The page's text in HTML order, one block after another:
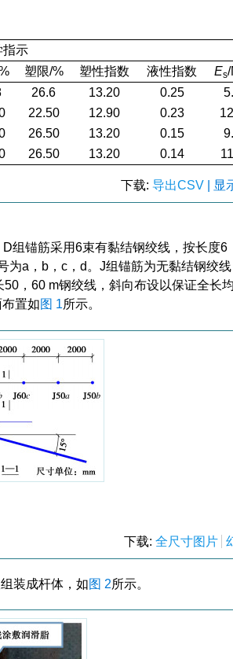
指示
塑限/% 塑性指数 液性指数 Es
26.6 13.20 0.25
22.50 12.90 0.23
26.50 13.20 0.15
26.50 13.20 0.14
下载: 导出CSV | 显
组锚筋采用6束有黏结钢绞线，按长度6
为a，b，c，d。J组锚筋为无黏结钢绞
，60 m钢绞线，斜向布设以保证全长
置如图 1所示。
下载: 全尺寸图片
装成杆体，如图 2所示。